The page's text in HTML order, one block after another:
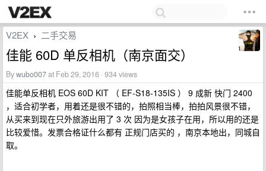
V2EX › 二手交易
佳能 60D 单反相机（南京面交）
Bywubo007at Feb 29, 2016 · 934 views
佳能单反相机 EOS 60D KIT （ EF-S18-135IS ） 9 成新 快门 2400
，适合初学者，用着还是很不错的，拍照相当棒，拍拍风景很不错，
从买来到现在只外旅游出用了 3 次 因为是女孩子在用，所以用的还是
比较爱惜。发票合格证什么都有 正规门店买的 ，南京本地出，同城自
取。